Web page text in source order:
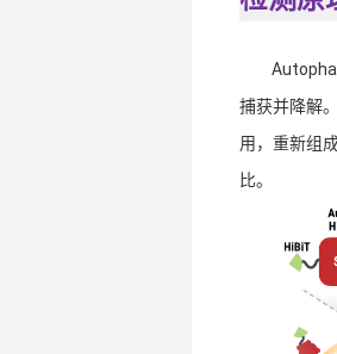
Autophagy
捕获并降解
用，重新组
比。